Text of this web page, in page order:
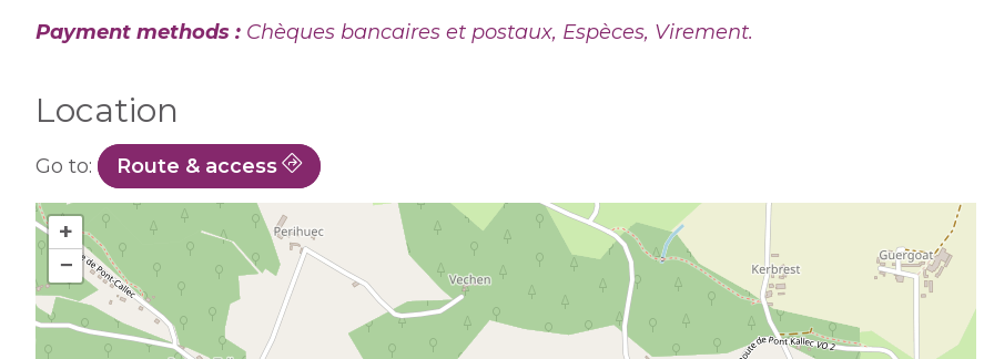
Payment methods : Chèques bancaires et postaux, Espèces, Virement.
Location
Go to: Route & access
+
−